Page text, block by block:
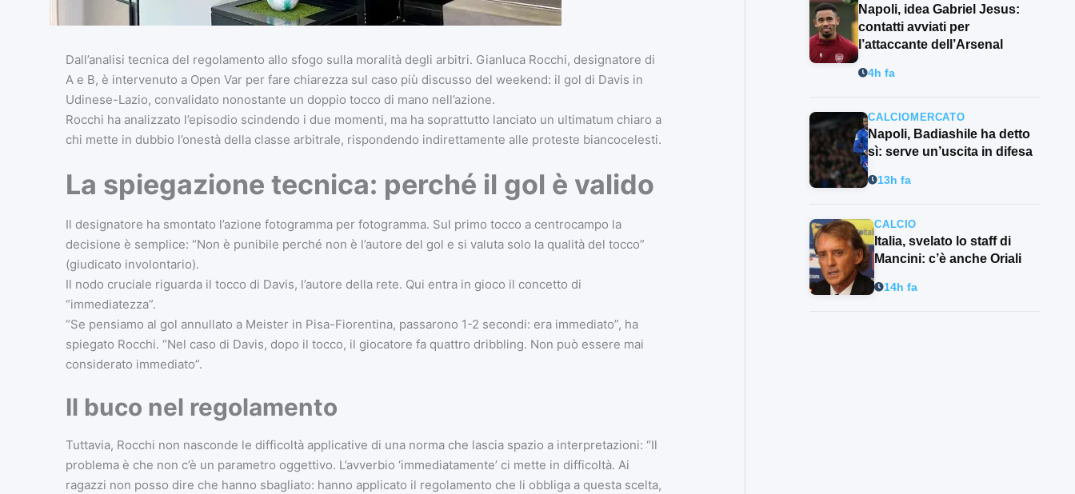
Dall’analisi tecnica del regolamento allo sfogo sulla moralità degli arbitri. Gianluca Rocchi, designatore di
A e B, è intervenuto a Open Var per fare chiarezza sul caso più discusso del weekend: il gol di Davis in
Udinese-Lazio, convalidato nonostante un doppio tocco di mano nell’azione.
Rocchi ha analizzato l’episodio scindendo i due momenti, ma ha soprattutto lanciato un ultimatum chiaro a
chi mette in dubbio l’onestà della classe arbitrale, rispondendo indirettamente alle proteste biancocelesti.
La spiegazione tecnica: perché il gol è valido
Il designatore ha smontato l’azione fotogramma per fotogramma. Sul primo tocco a centrocampo la
decisione è semplice: “Non è punibile perché non è l’autore del gol e si valuta solo la qualità del tocco”
(giudicato involontario).
Il nodo cruciale riguarda il tocco di Davis, l’autore della rete. Qui entra in gioco il concetto di
“immediatezza”.
“Se pensiamo al gol annullato a Meister in Pisa-Fiorentina, passarono 1-2 secondi: era immediato”, ha
spiegato Rocchi. “Nel caso di Davis, dopo il tocco, il giocatore fa quattro dribbling. Non può essere mai
considerato immediato”.
Il buco nel regolamento
Tuttavia, Rocchi non nasconde le difficoltà applicative di una norma che lascia spazio a interpretazioni: “Il
problema è che non c’è un parametro oggettivo. L’avverbio ‘immediatamente’ ci mette in difficoltà. Ai
ragazzi non posso dire che hanno sbagliato: hanno applicato il regolamento che li obbliga a questa scelta,
Napoli, idea Gabriel Jesus:
contatti avviati per
l’attaccante dell’Arsenal
4h fa
CALCIOMERCATO
Napoli, Badiashile ha detto
sì: serve un’uscita in difesa
13h fa
CALCIO
Italia, svelato lo staff di
Mancini: c’è anche Oriali
14h fa